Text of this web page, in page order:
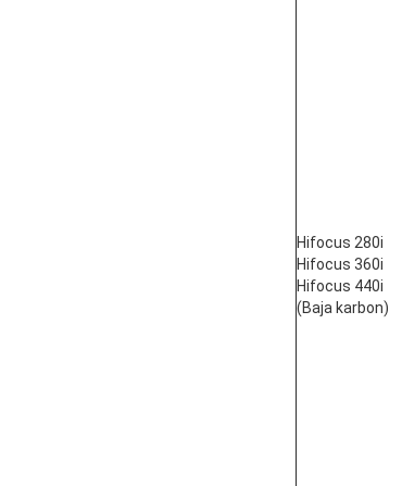
Hifocus 280i
Hifocus 360i
Hifocus 440i
(Baja karbon)